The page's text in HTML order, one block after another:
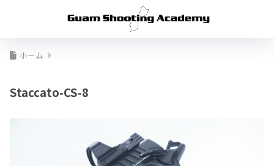
ホーム
Staccato-CS-8